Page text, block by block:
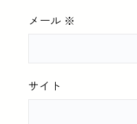
メール ※
サイト